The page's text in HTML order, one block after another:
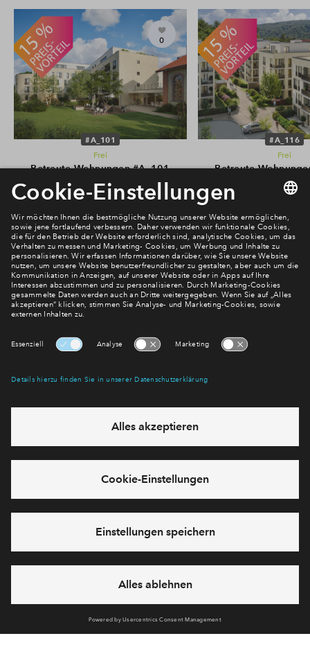
0
#A_101
Frei
Betreute Wohnungen #A_101
€ 254.000
Weinheim - Burgen Gärten - 1.
Verkaufsabschnitt
#A_116
Frei
Betreute
€ 212.500
Weinheim - Burgen
über den Stand dieses und weiterer Neubauprojekte.
Möchten Sie wissen, was wir mit Ihren Daten machen? Klicken Sie hier
Datenschutzerklärung
Sie haben eine Frage? Dann rufen Sie uns gerne an (+49 69
50603738)oder hinterlassen Sie eine Nachricht über das
Formular: